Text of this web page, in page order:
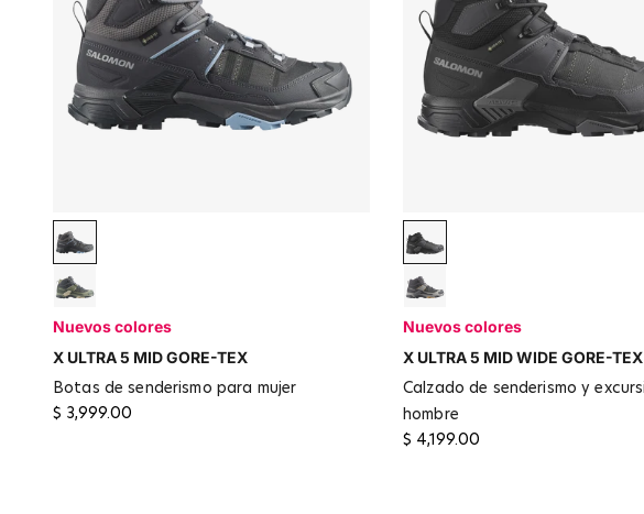
Asphalt / Castlerock / Brunnera Blue
Turbulence / Sedona Sage / Tender Peach
Nuevos colores
X ULTRA 5 MID GORE-TEX
botas de senderismo para mujer
$ 3,999.00
Black / Asphalt / Black
Nine Iron / Gull / Soft Clay
Nuevos colores
X ULTRA 5 MID WIDE GORE-TEX
calzado de senderismo y excursionismo -
hombre
$ 4,199.00